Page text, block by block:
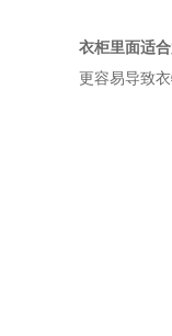
衣柜里面适
更容易导致